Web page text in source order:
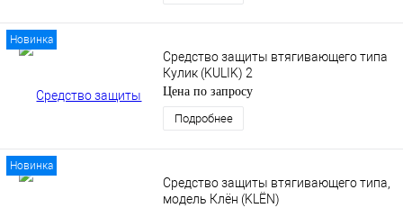
Новинка
Средство защиты втягивающего типа
Кулик (KULIK) 2
Цена по запросу
Подробнее
Новинка
Средство защиты втягивающего типа,
модель Клён (KLЁN)